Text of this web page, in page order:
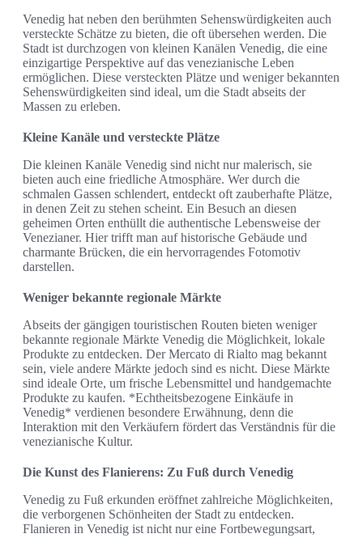
Venedig hat neben den berühmten Sehenswürdigkeiten auch
versteckte Schätze zu bieten, die oft übersehen werden. Die
Stadt ist durchzogen von kleinen Kanälen Venedig, die eine
einzigartige Perspektive auf das venezianische Leben
ermöglichen. Diese versteckten Plätze und weniger bekannten
Sehenswürdigkeiten sind ideal, um die Stadt abseits der
Massen zu erleben.
Kleine Kanäle und versteckte Plätze
Die kleinen Kanäle Venedig sind nicht nur malerisch, sie
bieten auch eine friedliche Atmosphäre. Wer durch die
schmalen Gassen schlendert, entdeckt oft zauberhafte Plätze,
in denen Zeit zu stehen scheint. Ein Besuch an diesen
geheimen Orten enthüllt die authentische Lebensweise der
Venezianer. Hier trifft man auf historische Gebäude und
charmante Brücken, die ein hervorragendes Fotomotiv
darstellen.
Weniger bekannte regionale Märkte
Abseits der gängigen touristischen Routen bieten weniger
bekannte regionale Märkte Venedig die Möglichkeit, lokale
Produkte zu entdecken. Der Mercato di Rialto mag bekannt
sein, viele andere Märkte jedoch sind es nicht. Diese Märkte
sind ideale Orte, um frische Lebensmittel und handgemachte
Produkte zu kaufen. *Echtheitsbezogene Einkäufe in
Venedig* verdienen besondere Erwähnung, denn die
Interaktion mit den Verkäufern fördert das Verständnis für die
venezianische Kultur.
Die Kunst des Flanierens: Zu Fuß durch Venedig
Venedig zu Fuß erkunden eröffnet zahlreiche Möglichkeiten,
die verborgenen Schönheiten der Stadt zu entdecken.
Flanieren in Venedig ist nicht nur eine Fortbewegungsart,